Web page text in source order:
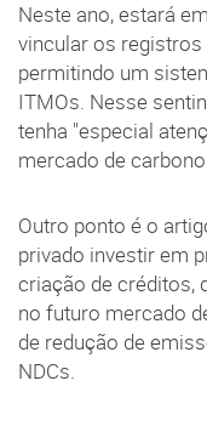
Neste ano, estará
vincular os
permitindo um
ITMOs. Nesse
tenha "especial
mercado de
Outro ponto é o
privado investir em
criação de créditos,
no futuro mercado
de redução de
NDCs.